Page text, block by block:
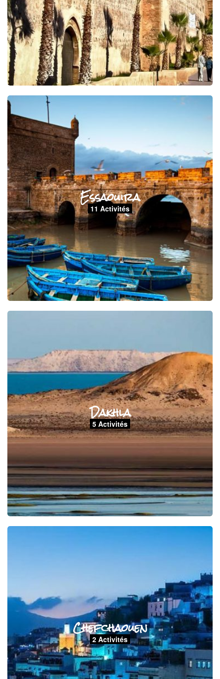
Essaouira
11 Activités
Dakhla
5 Activités
Chefchaouen
2 Activités